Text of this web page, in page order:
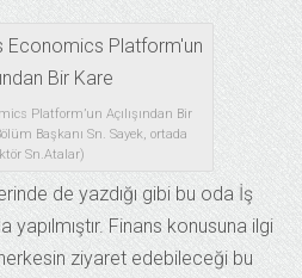
Platform’un Açılışından Bir
Başkanı Sn. Sayek, ortada
Sn.Atalar)
de yazdığı gibi bu oda İş
yapılmıştır. Finans konusuna ilgi
ziyaret edebileceği bu